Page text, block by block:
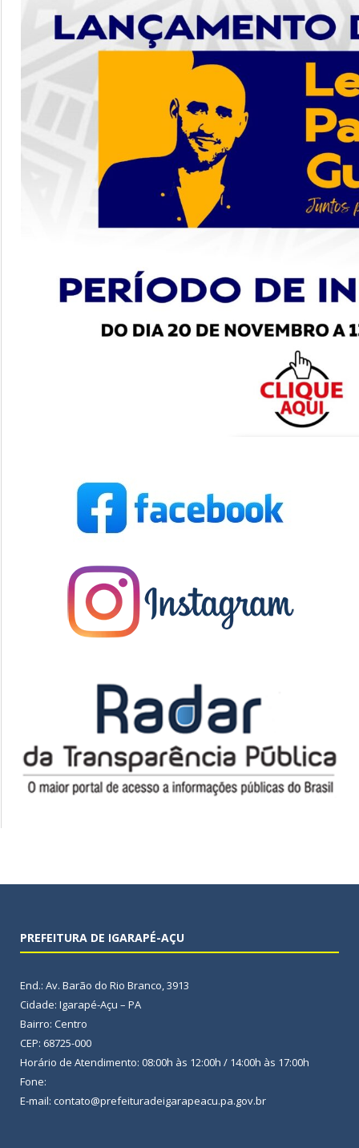
PREFEITURA DE IGARAPÉ-AÇU
End.: Av. Barão do Rio Branco, 3913
Cidade: Igarapé-Açu – PA
Bairro: Centro
CEP: 68725-000
Horário de Atendimento: 08:00h às 12:00h / 14:00h às 17:00h
Fone:
E-mail: contato@prefeituradeigarapeacu.pa.gov.br